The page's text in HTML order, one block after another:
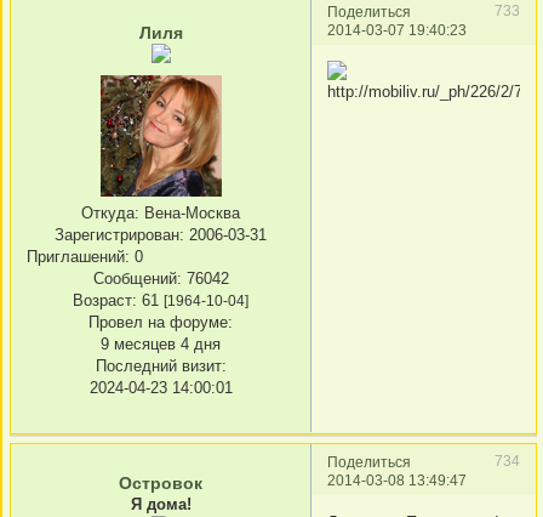
Поделиться
733
2014-03-07 19:40:23
Лиля
Откуда: Вена-Москва
Зарегистрирован: 2006-03-31
Приглашений: 0
Сообщений: 76042
Возраст: 61 [1964-10-04]
Провел на форуме:
9 месяцев 4 дня
Последний визит:
2024-04-23 14:00:01
Поделиться
734
2014-03-08 13:49:47
Островок
Я дома!